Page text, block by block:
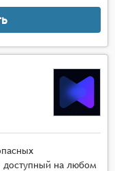
доступный на любом